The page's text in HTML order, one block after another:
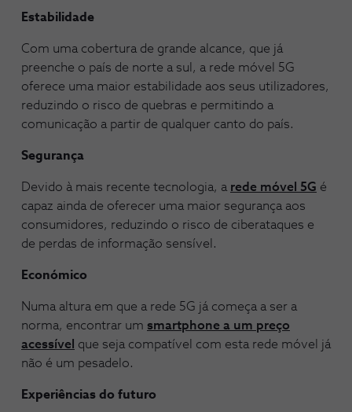
Estabilidade
Com uma cobertura de grande alcance, que já
preenche o país de norte a sul, a rede móvel 5G
oferece uma maior estabilidade aos seus utilizadores,
reduzindo o risco de quebras e permitindo a
comunicação a partir de qualquer canto do país.
Segurança
Devido à mais recente tecnologia, a rede móvel 5G é
capaz ainda de oferecer uma maior segurança aos
consumidores, reduzindo o risco de ciberataques e
de perdas de informação sensível.
Económico
Numa altura em que a rede 5G já começa a ser a
norma, encontrar um smartphone a um preço
acessível que seja compatível com esta rede móvel já
não é um pesadelo.
Experiências do futuro